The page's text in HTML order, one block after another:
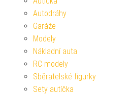
Autodráhy
Garáže
Modely
Nákladní auta
RC modely
Sběratelské figurky
Sety autíčka